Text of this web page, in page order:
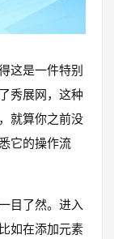
这是一件特别
秀展网，这种
就算你之前没
它的操作流
目了然。进入
如在添加元素